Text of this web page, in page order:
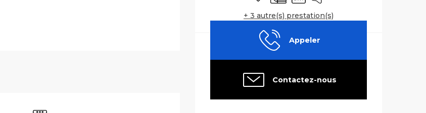
+ 3 autre(s) prestation(s)
Appeler
Contactez-nous